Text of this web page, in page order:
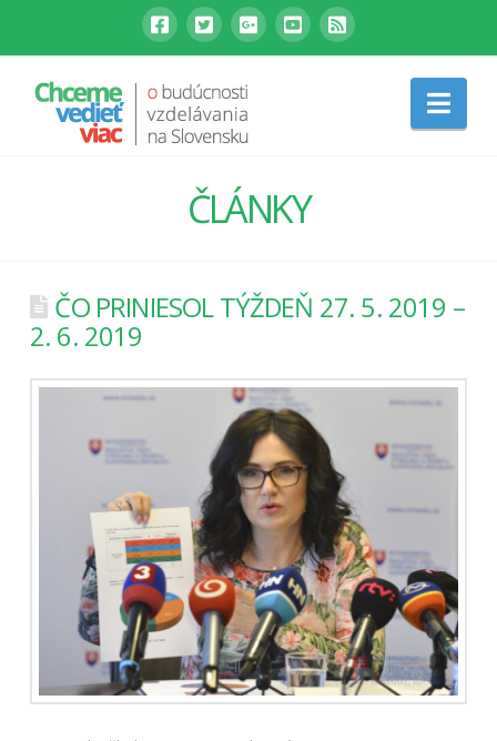
ČLÁNKY
ČO PRINIESOL TÝŽDEŇ 27. 5. 2019 –
2. 6. 2019